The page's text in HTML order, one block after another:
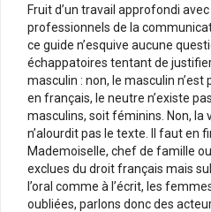
Fruit d’un travail approfondi
professionnels de la
ce guide n’esquive aucune
échappatoires tentant de
masculin : non, le masculin n’est
en français, le neutre n’existe
masculins, soit féminins. Non, la
n’alourdit pas le texte. Il faut en
Mademoiselle, chef de famille
exclues du droit français mais
l’oral comme à l’écrit, les
oubliées, parlons donc des